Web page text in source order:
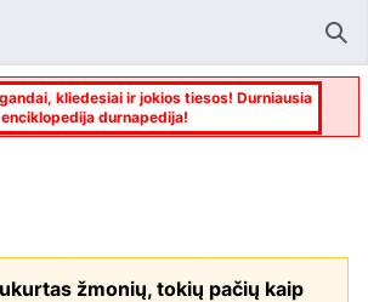
kliedesiai ir jokios tiesos! Durniausia
durnapedija!
žmonių, tokių pačių kaip